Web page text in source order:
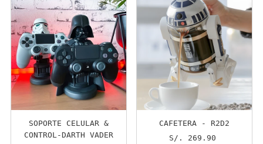
SOPORTE CELULAR &
CONTROL-DARTH VADER
CAFETERA - R2D2
Precio
S/. 269.90